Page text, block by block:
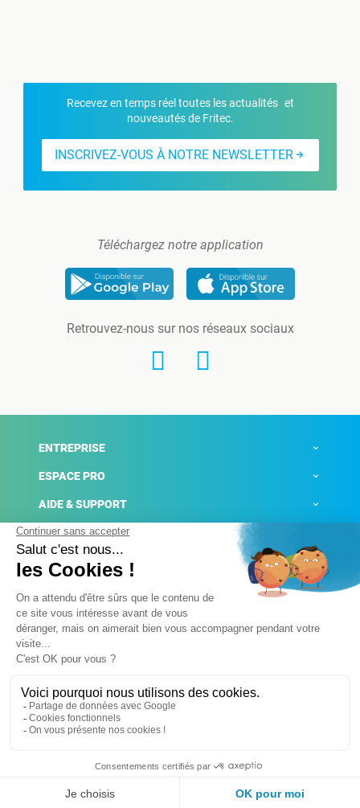
Recevez en temps réel toutes les actualités et
nouveautés de Fritec.
INSCRIVEZ-VOUS À NOTRE NEWSLETTER
Téléchargez notre application
Retrouvez-nous sur nos réseaux sociaux
ENTREPRISE
ESPACE PRO
AIDE & SUPPORT
ACTUALITÉS
Mentions légales
Conditions générales de ventes
Plateforme de signalement